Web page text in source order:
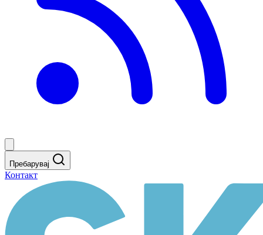
Пребарувај
Контакт